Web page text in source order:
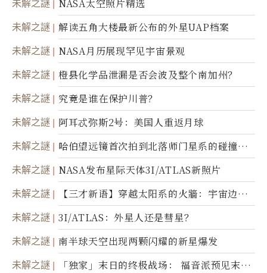
未解之謎 NASA太空照片精选
未解之謎 解读五角大楼最新公布的外星UAP档案
未解之謎 NASA月历展现罕见宇宙景观
未解之謎 橙县化学品泄漏是否会波及整个南加州？
未解之謎 究竟是谁在保护川普？
未解之謎 阿耳忒弥斯2号：美国人重返月球
未解之謎
哈伯望远镜首次拍到北落师门星系的碰撞与
爆炸
未解之謎 NASA发布星际天体3I/ATLAS新照片
未解之謎
【三才新语】穿越太阳系的火牆：宇宙边界
新启示
未解之謎 3I/ATLAS：外星人还是彗星？
未解之謎 南半球天空出现两颗闪耀的新星爆发
未解之謎
「独家」末日的终极战场： 福音派预见末